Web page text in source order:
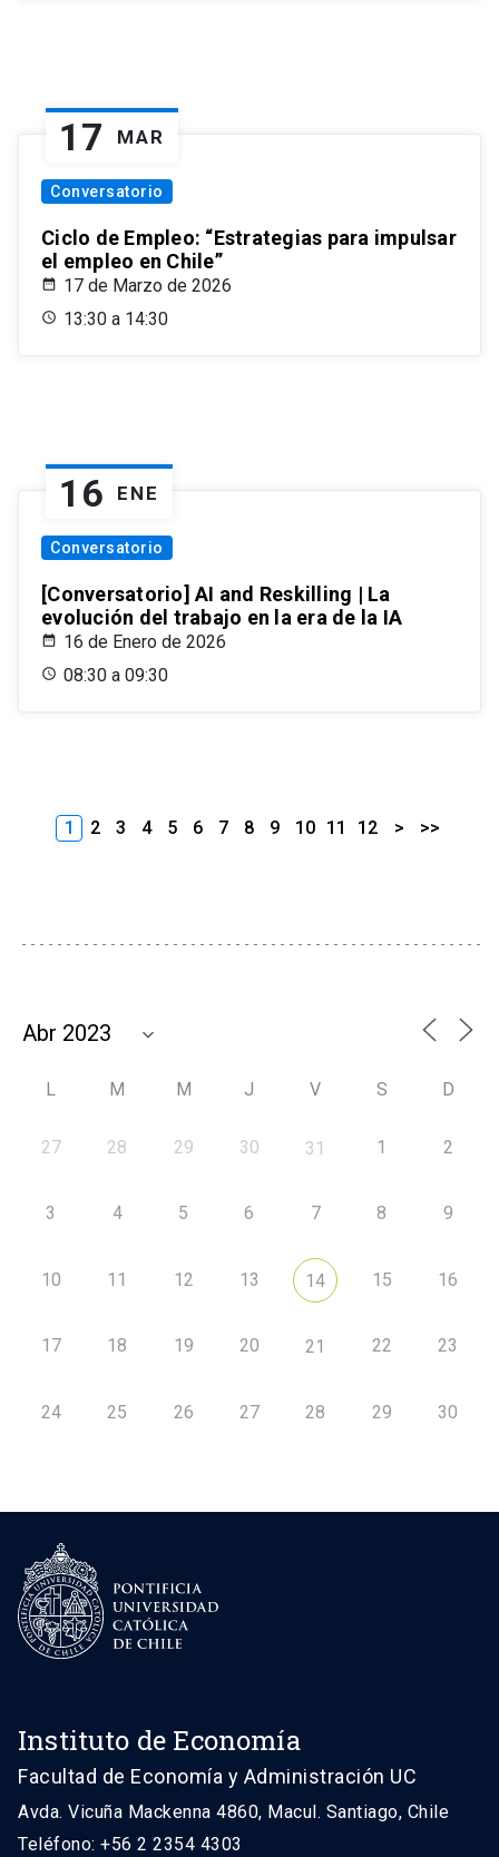
17 MAR
Conversatorio
Ciclo de Empleo: “Estrategias para impulsar
el empleo en Chile”
17 de Marzo de 2026
13:30 a 14:30
16 ENE
Conversatorio
[Conversatorio] AI and Reskilling | La
evolución del trabajo en la era de la IA
16 de Enero de 2026
08:30 a 09:30
1 2 3 4 5 6 7 8 9 10 11 12 > >>
L M M J V S D
27 28 29 30 31 1 2
3 4 5 6 7 8 9
10 11 12 13 14 15 16
17 18 19 20 21 22 23
24 25 26 27 28 29 30
Instituto de Economía
Facultad de Economía y Administración UC
Avda. Vicuña Mackenna 4860, Macul. Santiago, Chile
Teléfono: +56 2 2354 4303